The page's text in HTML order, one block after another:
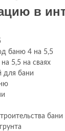
в
баню 4 на 5,5
5,5 на сваях
для бани
бани